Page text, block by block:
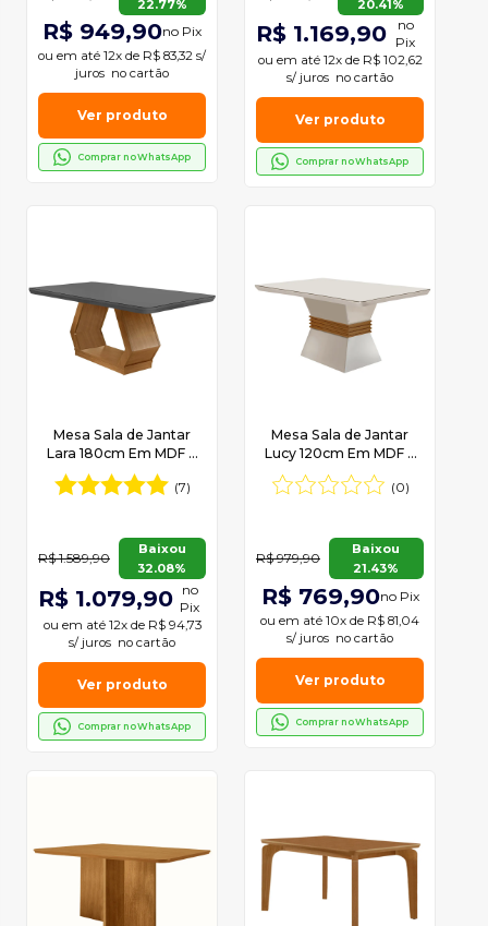
22.77%
R$ 949,90no Pix
ou em até 12x de R$ 83,32 s/
juros no cartão
Ver produto
Comprar no WhatsApp
20.41%
R$ 1.169,90
no
Pix
ou em até 12x de R$ 102,62
s/ juros no cartão
Ver produto
Comprar no WhatsApp
Mesa Sala de Jantar
Lara 180cm Em MDF e
Vidro Canto Copo
(7)
R$ 1.589,90
Baixou
32.08%
R$ 1.079,90 no
Pix
ou em até 12x de R$ 94,73
s/ juros no cartão
Ver produto
Comprar no WhatsApp
Mesa Sala de Jantar
Lucy 120cm Em MDF e
Vidro Com Canto Copo
(0)
R$ 979,90
Baixou
21.43%
R$ 769,90no Pix
ou em até 10x de R$ 81,04
s/ juros no cartão
Ver produto
Comprar no WhatsApp